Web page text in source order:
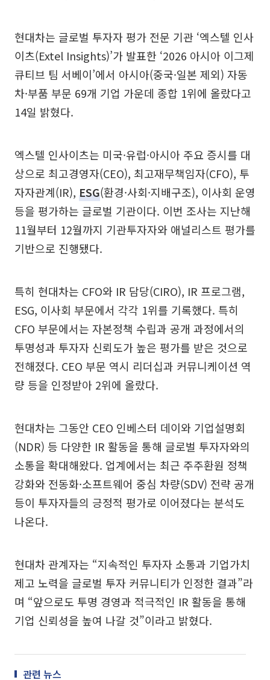
현대차는 글로벌 투자자 평가 전문 기관 ‘엑스텔 인사
이츠(Extel Insights)’가 발표한 ‘2026 아시아 이그제
큐티브 팀 서베이’에서 아시아(중국·일본 제외) 자동
차·부품 부문 69개 기업 가운데 종합 1위에 올랐다고
14일 밝혔다.
엑스텔 인사이츠는 미국·유럽·아시아 주요 증시를 대
상으로 최고경영자(CEO), 최고재무책임자(CFO), 투
자자관계(IR), ESG(환경·사회·지배구조), 이사회 운영
등을 평가하는 글로벌 기관이다. 이번 조사는 지난해
11월부터 12월까지 기관투자자와 애널리스트 평가를
기반으로 진행됐다.
특히 현대차는 CFO와 IR 담당(CIRO), IR 프로그램,
ESG, 이사회 부문에서 각각 1위를 기록했다. 특히
CFO 부문에서는 자본정책 수립과 공개 과정에서의
투명성과 투자자 신뢰도가 높은 평가를 받은 것으로
전해졌다. CEO 부문 역시 리더십과 커뮤니케이션 역
량 등을 인정받아 2위에 올랐다.
현대차는 그동안 CEO 인베스터 데이와 기업설명회
(NDR) 등 다양한 IR 활동을 통해 글로벌 투자자와의
소통을 확대해왔다. 업계에서는 최근 주주환원 정책
강화와 전동화·소프트웨어 중심 차량(SDV) 전략 공개
등이 투자자들의 긍정적 평가로 이어졌다는 분석도
나온다.
현대차 관계자는 “지속적인 투자자 소통과 기업가치
제고 노력을 글로벌 투자 커뮤니티가 인정한 결과”라
며 “앞으로도 투명 경영과 적극적인 IR 활동을 통해
기업 신뢰성을 높여 나갈 것”이라고 밝혔다.
관련 뉴스